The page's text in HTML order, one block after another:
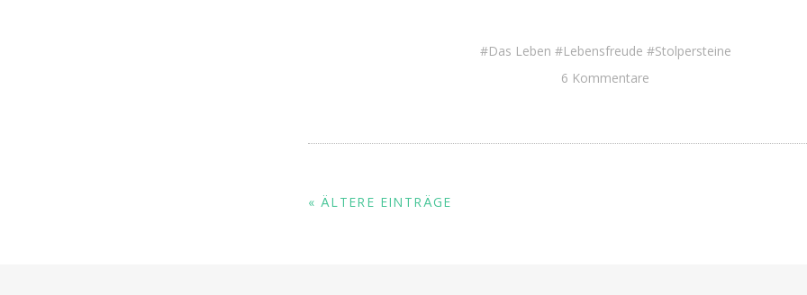
Das Leben Lebensfreude
Stolpersteine
6 Kommentare
« ÄLTERE EINTRÄGE